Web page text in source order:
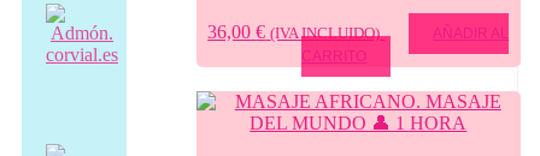
36,00€ (IVA INCLUIDO)
AÑADIR AL
CARRITO